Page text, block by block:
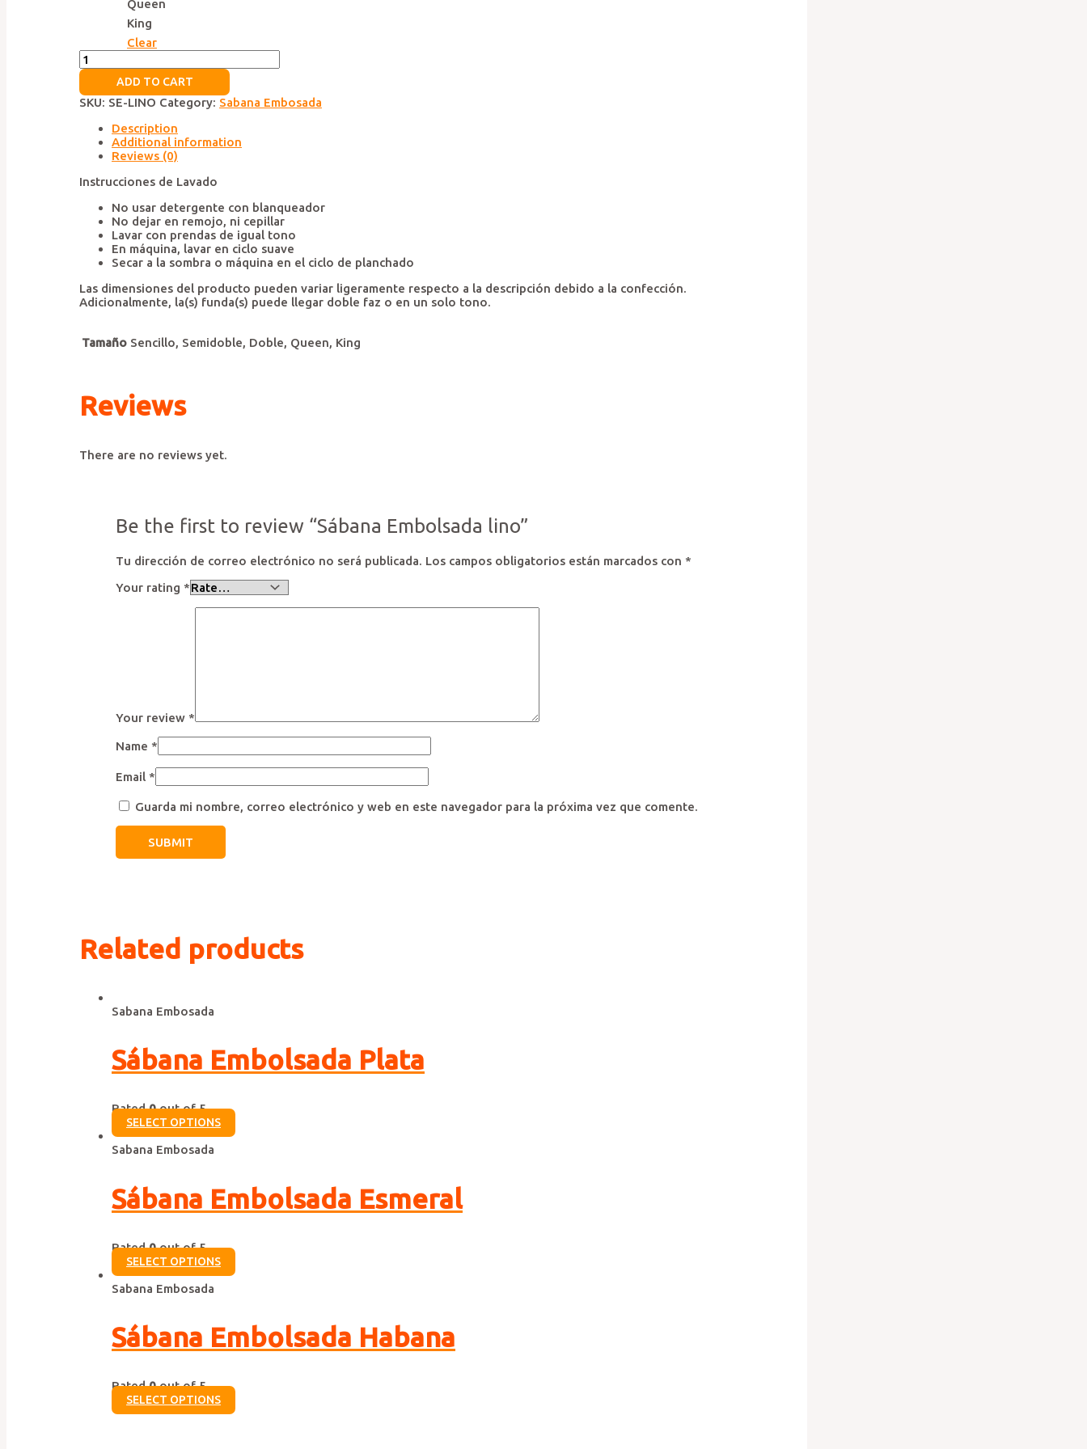
Queen
King
Clear
Sábana
Embolsada
quantity
ADD TO CART
SKU: SE-LINO Category: Sabana Embosada
Description
Additional information
Reviews (0)
Instrucciones de Lavado
No usar detergente con blanqueador
No dejar en remojo, ni cepillar
Lavar con prendas de igual tono
En máquina, lavar en ciclo suave
Secar a la sombra o máquina en el ciclo de planchado
Las dimensiones del producto pueden variar ligeramente respecto a la descripción debido a la confección.
Adicionalmente, la(s) funda(s) puede llegar doble faz o en un solo tono.
Tamaño Sencillo, Semidoble, Doble, Queen, King
Reviews
There are no reviews yet.
Be the first to review “Sábana Embolsada lino”
Tu dirección de correo electrónico no será publicada. Los campos obligatorios están marcados con *
Your rating *
Your review *
Name *
Email *
Guarda mi nombre, correo electrónico y web en este navegador para la próxima vez que comente.
Related products
Sabana Embosada
Sábana Embolsada Plata
Rated0out of 5
SELECT OPTIONS
Sabana Embosada
Sábana Embolsada Esmeral
Rated0out of 5
SELECT OPTIONS
Sabana Embosada
Sábana Embolsada Habana
Rated0out of 5
SELECT OPTIONS